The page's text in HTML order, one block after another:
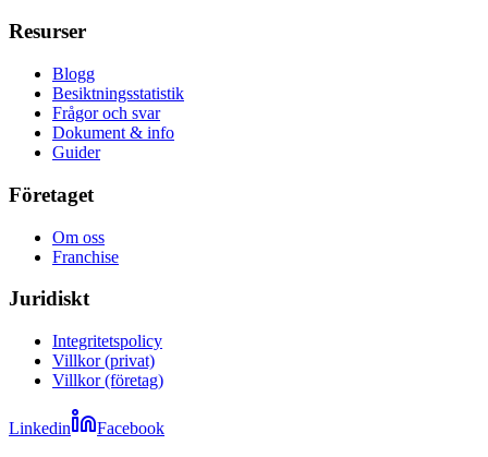
Resurser
Blogg
Besiktningsstatistik
Frågor och svar
Dokument & info
Guider
Företaget
Om oss
Franchise
Juridiskt
Integritetspolicy
Villkor (privat)
Villkor (företag)
Linkedin Facebook